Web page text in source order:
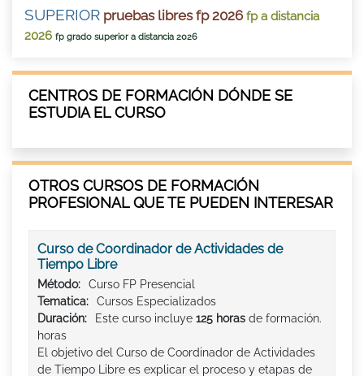
SUPERIOR pruebas libres fp 2026 fp a distancia
2026 fp grado superior a distancia 2026
CENTROS DE FORMACIÓN DÓNDE SE
ESTUDIA EL CURSO
OTROS CURSOS DE FORMACIÓN
PROFESIONAL QUE TE PUEDEN INTERESAR
Curso de Coordinador de Actividades de
Tiempo Libre
Método:
Curso FP Presencial
Tematica:
Cursos Especializados
Duración:
Este curso incluye 125 horas de formación.
horas
El objetivo del Curso de Coordinador de Actividades
de Tiempo Libre es explicar el proceso y etapas de